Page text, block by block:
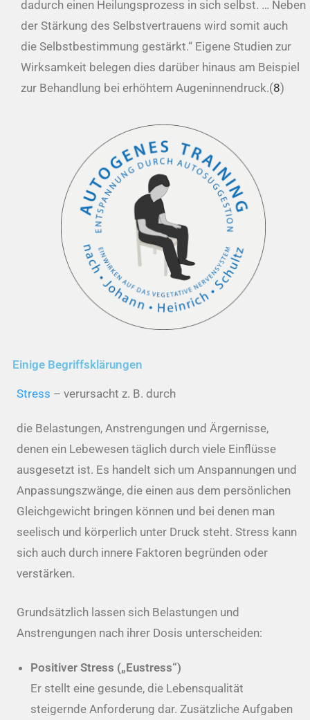
dadurch einen Heilungsprozess in sich selbst. … Neben
der Stärkung des Selbstvertrauens wird somit auch
die Selbstbestimmung gestärkt.“ Eigene Studien zur
Wirksamkeit belegen dies darüber hinaus am Beispiel
zur Behandlung bei erhöhtem Augeninnendruck.(8)
Einige Begriffsklärungen
Stress – verursacht z. B. durch
die Belastungen, Anstrengungen und Ärgernisse,
denen ein Lebewesen täglich durch viele Einflüsse
ausgesetzt ist. Es handelt sich um Anspannungen und
Anpassungszwänge, die einen aus dem persönlichen
Gleichgewicht bringen können und bei denen man
seelisch und körperlich unter Druck steht. Stress kann
sich auch durch innere Faktoren begründen oder
verstärken.
Grundsätzlich lassen sich Belastungen und
Anstrengungen nach ihrer Dosis unterscheiden:
Positiver Stress („Eustress“)
Er stellt eine gesunde, die Lebensqualität
steigernde Anforderung dar. Zusätzliche Aufgaben